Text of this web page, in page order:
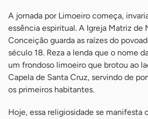
A jornada por Limoeiro começa,
essência espiritual. A Igreja Matriz de
Conceição guarda as raízes do
século 18. Reza a lenda que o nome
um frondoso limoeiro que brotou ao
Capela de Santa Cruz, servindo de
os primeiros habitantes.
Hoje, essa religiosidade se manifesta